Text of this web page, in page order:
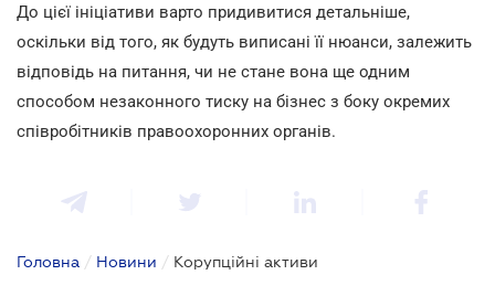
До цієї ініціативи варто придивитися детальніше,
оскільки від того, як будуть виписані її нюанси, залежить
відповідь на питання, чи не стане вона ще одним
способом незаконного тиску на бізнес з боку окремих
співробітників правоохоронних органів.
Головна / Новини / Корупційні активи